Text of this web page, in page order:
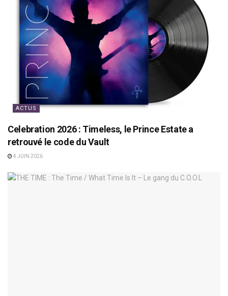
ACTUS
Celebration 2026 : Timeless, le Prince Estate a
retrouvé le code du Vault
4 JUIN 2026